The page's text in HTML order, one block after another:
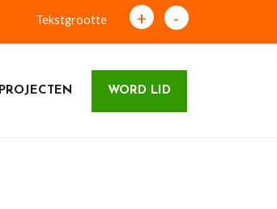
Tekstgrootte + -
PROJECTEN WORD LID